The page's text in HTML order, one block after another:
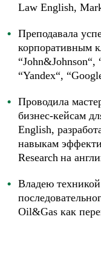
Law English,
Преподавала
корпоративным
“John&Johnson“,
“Yandex“, “
Проводила
бизнес-кейсам
English,
навыкам
Research на
Владею
Oil&Gas как